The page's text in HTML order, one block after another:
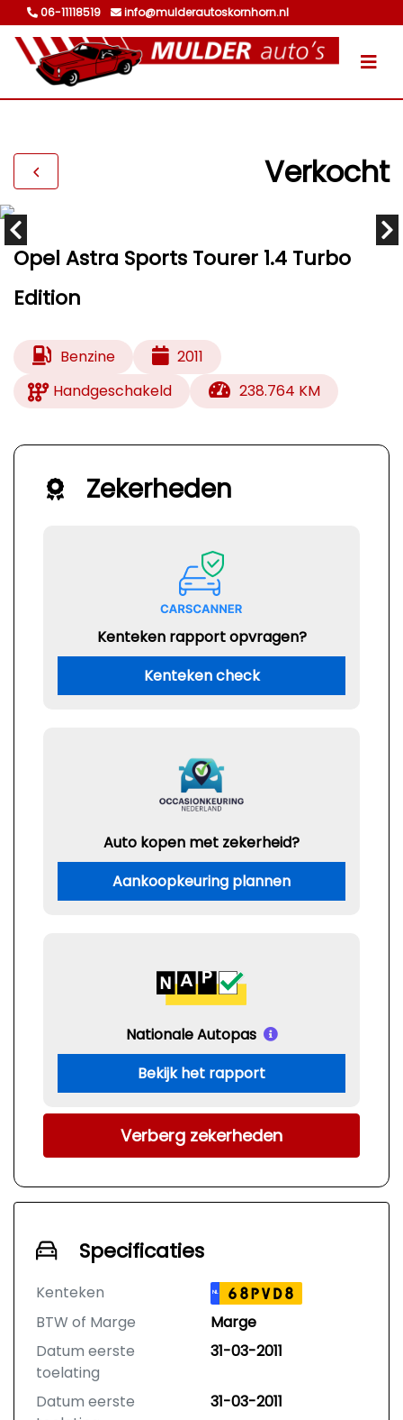
06-11118519 info@mulderautoskornhorn.nl
Verkocht
Opel Astra Sports Tourer 1.4 Turbo
Edition
Benzine
2011
Handgeschakeld
238.764 KM
Zekerheden
Kenteken rapport opvragen?
Kenteken check
Auto kopen met zekerheid?
Aankoopkeuring plannen
Nationale Autopas
Bekijk het rapport
Verberg zekerheden
Specificaties
Kenteken NL 68PVD8
BTW of Marge
Marge
Datum eerste
toelating
31-03-2011
Datum eerste
31-03-2011